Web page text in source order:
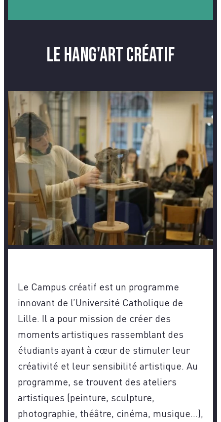
Le Hang'Art créatif
Le Campus créatif est un programme
innovant de l’Université Catholique de
Lille. Il a pour mission de créer des
moments artistiques rassemblant des
étudiants ayant à cœur de stimuler leur
créativité et leur sensibilité artistique. Au
programme, se trouvent des ateliers
artistiques (peinture, sculpture,
photographie, théâtre, cinéma, musique…),